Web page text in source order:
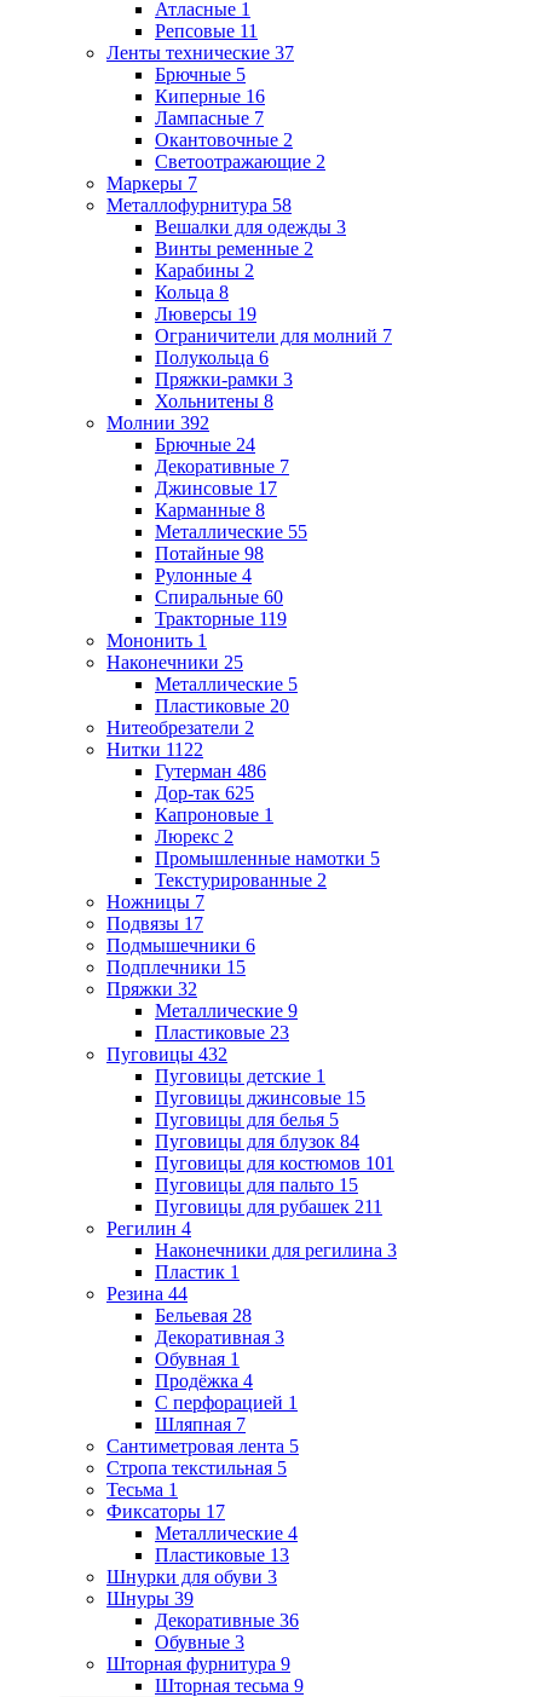
Атласные 1
Репсовые 11
Ленты технические 37
Брючные 5
Киперные 16
Лампасные 7
Окантовочные 2
Светоотражающие 2
Маркеры 7
Металлофурнитура 58
Вешалки для одежды 3
Винты ременные 2
Карабины 2
Кольца 8
Люверсы 19
Ограничители для молний 7
Полукольца 6
Пряжки-рамки 3
Хольнитены 8
Молнии 392
Брючные 24
Декоративные 7
Джинсовые 17
Карманные 8
Металлические 55
Потайные 98
Рулонные 4
Спиральные 60
Тракторные 119
Мононить 1
Наконечники 25
Металлические 5
Пластиковые 20
Нитеобрезатели 2
Нитки 1122
Гутерман 486
Дор-так 625
Капроновые 1
Люрекс 2
Промышленные намотки 5
Текстурированные 2
Ножницы 7
Подвязы 17
Подмышечники 6
Подплечники 15
Пряжки 32
Металлические 9
Пластиковые 23
Пуговицы 432
Пуговицы детские 1
Пуговицы джинсовые 15
Пуговицы для белья 5
Пуговицы для блузок 84
Пуговицы для костюмов 101
Пуговицы для пальто 15
Пуговицы для рубашек 211
Регилин 4
Наконечники для регилина 3
Пластик 1
Резина 44
Бельевая 28
Декоративная 3
Обувная 1
Продёжка 4
С перфорацией 1
Шляпная 7
Сантиметровая лента 5
Стропа текстильная 5
Тесьма 1
Фиксаторы 17
Металлические 4
Пластиковые 13
Шнурки для обуви 3
Шнуры 39
Декоративные 36
Обувные 3
Шторная фурнитура 9
Шторная тесьма 9